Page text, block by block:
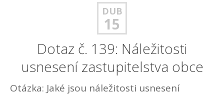
DUB
15
Dotaz č. 139: Náležitosti
usnesení zastupitelstva obce
Otázka: Jaké jsou náležitosti usnesení